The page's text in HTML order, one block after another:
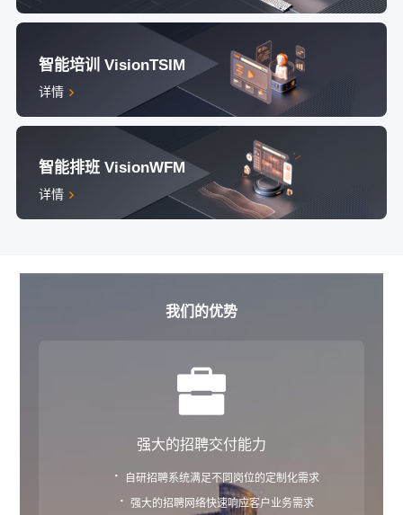
智能培训 VisionTSIM
详情
智能排班 VisionWFM
详情
我们的优势
强大的招聘交付能力
· 自研招聘系统满足不同岗位的定制化需求
· 强大的招聘网络快速响应客户业务需求